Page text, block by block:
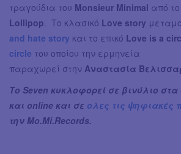
τραγούδια του Monsieur Minimal από
Lollipop . Τo κλασικό Love story
and hate story και το επικό Love is a
circle του οποίου την ερμηνεία
παραχωρεί στην Aναστασία
Το Seven κυκλοφορεί σε βινύλιο
και online και σε ολες τις ψηφιακές
την Mo.Mi.Records.